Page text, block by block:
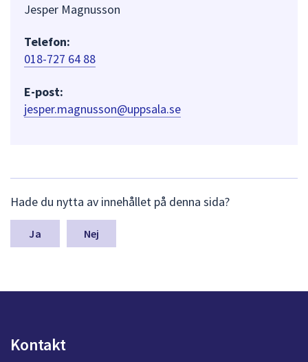
Jesper Magnusson
Telefon:
018-727 64 88
E-post:
jesper.magnusson@uppsala.se
ä
m
a
n
k
Hade du nytta av innehållet på denna sida?
Nej
Kontakt